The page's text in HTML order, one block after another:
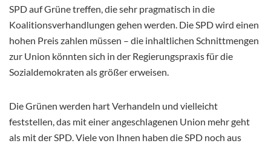
SPD auf Grüne treffen, die sehr pragmatisch in die
Koalitionsverhandlungen gehen werden. Die SPD wird einen
hohen Preis zahlen müssen – die inhaltlichen Schnittmengen
zur Union könnten sich in der Regierungspraxis für die
Sozialdemokraten als größer erweisen.
Die Grünen werden hart Verhandeln und vielleicht
feststellen, das mit einer angeschlagenen Union mehr geht
als mit der SPD. Viele von Ihnen haben die SPD noch aus